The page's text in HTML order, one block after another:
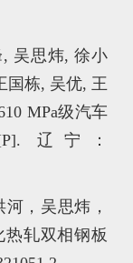
吴思炜, 徐小
国栋, 吴优, 王
MPa级汽车
辽宁：
，吴思炜，
热轧双相钢板